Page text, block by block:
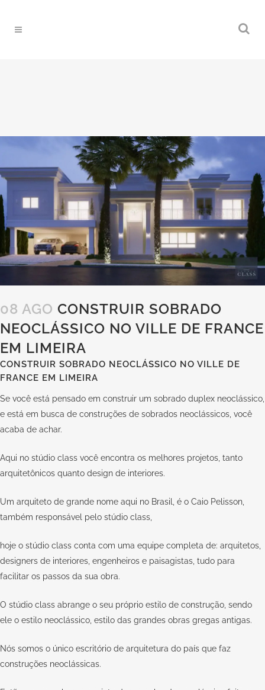
08 AGO CONSTRUIR SOBRADO
NEOCLÁSSICO NO VILLE DE FRANCE
EM LIMEIRA
CONSTRUIR SOBRADO NEOCLÁSSICO NO VILLE DE
FRANCE EM LIMEIRA
Se você está pensado em construir um sobrado duplex neoclássico,
e está em busca de construções de sobrados neoclássicos, você
acaba de achar.
Aqui no stúdio class você encontra os melhores projetos, tanto
arquitetônicos quanto design de interiores.
Um arquiteto de grande nome aqui no Brasil, é o Caio Pelisson,
também responsável pelo stúdio class,
hoje o stúdio class conta com uma equipe completa de: arquitetos,
designers de interiores, engenheiros e paisagistas, tudo para
facilitar os passos da sua obra.
O stúdio class abrange o seu próprio estilo de construção, sendo
ele o estilo neoclássico, estilo das grandes obras gregas antigas.
Nós somos o único escritório de arquitetura do país que faz
construções neoclássicas.